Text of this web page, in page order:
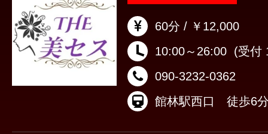
60分 / ￥12,000
10:00～26:00 (受付
090-3232-0362
館林駅西口 徒歩6